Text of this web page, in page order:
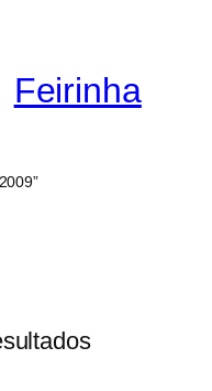
Feirinha
Ordenado